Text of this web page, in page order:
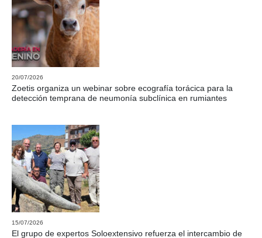
20/07/2026
Zoetis organiza un webinar sobre ecografía torácica para la
detección temprana de neumonía subclínica en rumiantes
15/07/2026
El grupo de expertos Soloextensivo refuerza el intercambio de